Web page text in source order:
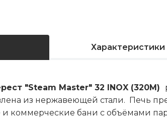
Характеристики
"Steam Master" 32 INOX (320М)
из нержавеющей стали. Печь
и коммерческие бани с объёмами